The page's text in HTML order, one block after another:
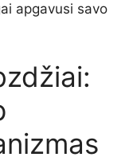
apgavusi savo